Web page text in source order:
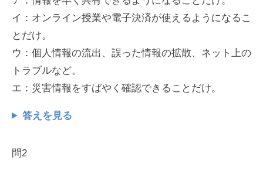
イ：オンライン授業や電子決済が使えるようになるこ
とだけ。
ウ：個人情報の流出、誤った情報の拡散、ネット上の
トラブルなど。
エ：災害情報をすばやく確認できることだけ。
答えを見る
問2